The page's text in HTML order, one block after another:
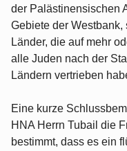
der Palästinensischen
Gebiete der
Länder, die auf mehr
alle Juden nach der
Ländern vertrieben
Eine kurze
HNA Herrn Tubail die
bestimmt, dass es ein